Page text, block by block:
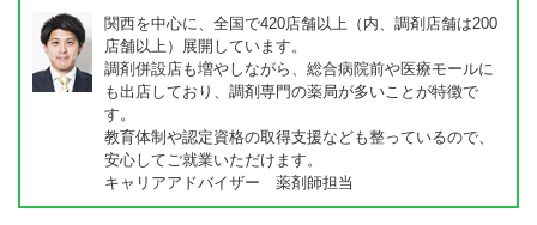
関西を中心に、全国で420店舗以上（内、調剤店舗は200
店舗以上）展開しています。
調剤併設店も増やしながら、総合病院前や医療モールに
も出店しており、調剤専門の薬局が多いことが特徴で
す。
教育体制や認定資格の取得支援なども整っているので、
安心してご就業いただけます。
キャリアアドバイザー 薬剤師担当